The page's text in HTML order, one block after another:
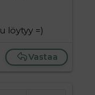
löytyy =)
Vastaa